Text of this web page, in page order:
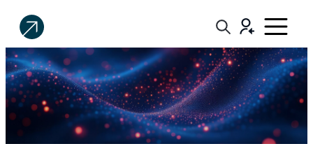
Sijoittaja.fi
Tee
parempia
sijoituspäätöksiä